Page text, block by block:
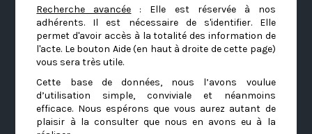
Recherche avancée : Elle est réservée à nos
adhérents. Il est nécessaire de s'identifier. Elle
permet d'avoir accès à la totalité des information de
l'acte. Le bouton Aide (en haut à droite de cette page)
vous sera très utile.
Cette base de données, nous l’avons voulue
d’utilisation simple, conviviale et néanmoins
efficace. Nous espérons que vous aurez autant de
plaisir à la consulter que nous en avons eu à la